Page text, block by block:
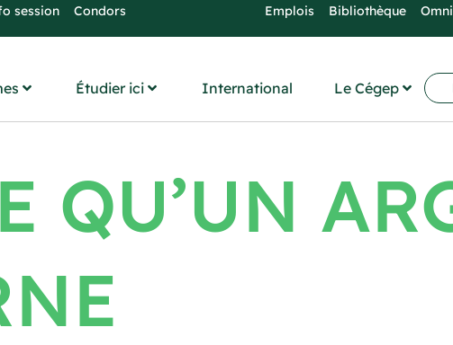
session Condors Emplois Bibliothèque
Étudier ici International Le Cégep
QU’UN